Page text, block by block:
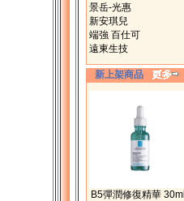
景岳-光惠
新安琪兒
端強 百仕可
遠東生技
新上架商品
B5彈潤修復精華 30ml